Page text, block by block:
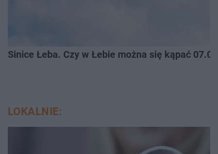
Sinice Łeba. Czy w Łebie można się kąpać
LOKALNIE: